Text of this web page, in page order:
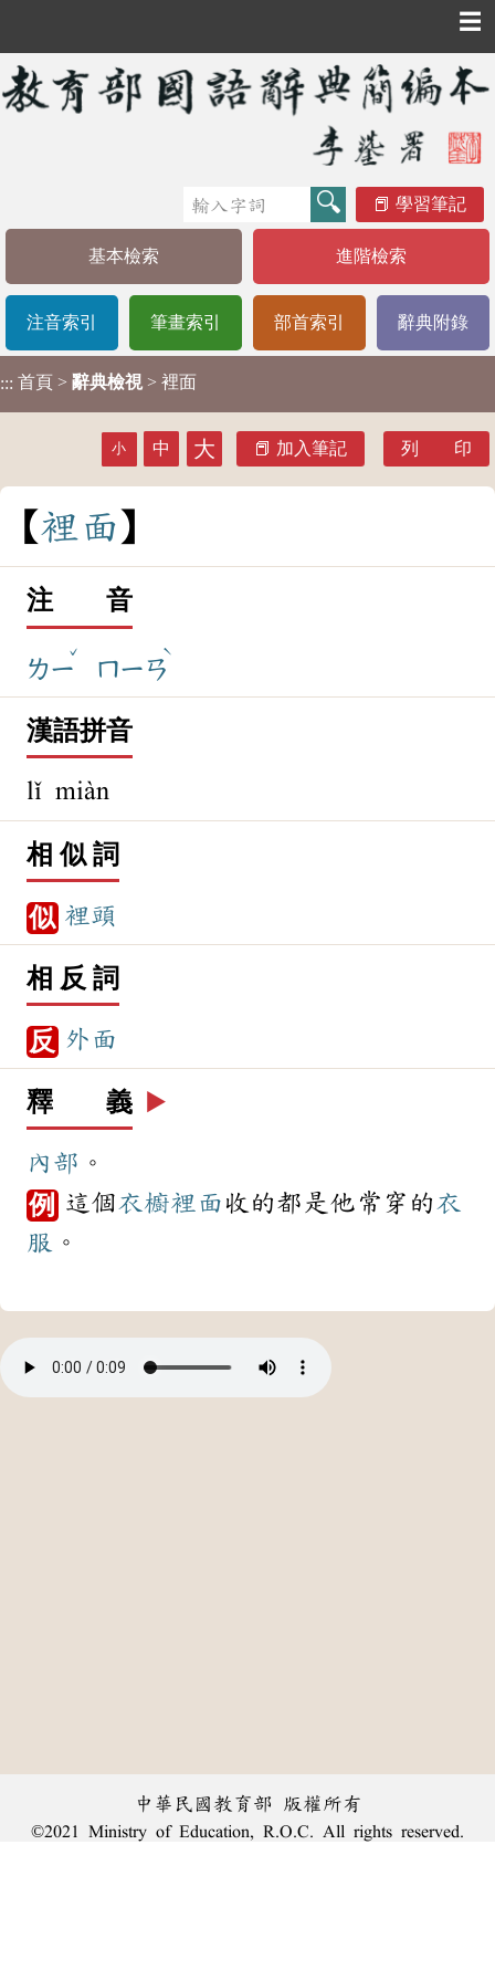
☰
學習筆記
基本檢索 進階檢索
注音索引 筆畫索引 部首索引 辭典附錄
::: 首頁 > 辭典檢視 > 裡面
小 中 大 加入筆記 列 印
裡 面
注 音
ㄌㄧ
ˇ
ㄇㄧㄢ
ˋ
漢語拼音
lǐ miàn
相 似 詞
似 裡頭
相 反 詞
反 外面
釋 義 ▶️
內部 。
例 這個衣櫥裡面 收的都是他常穿的衣
服 。
中華民國教育部 版權所有
©2021 Ministry of Education, R.O.C. All rights reserved.